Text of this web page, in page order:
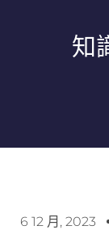
知
6 12 月, 2023